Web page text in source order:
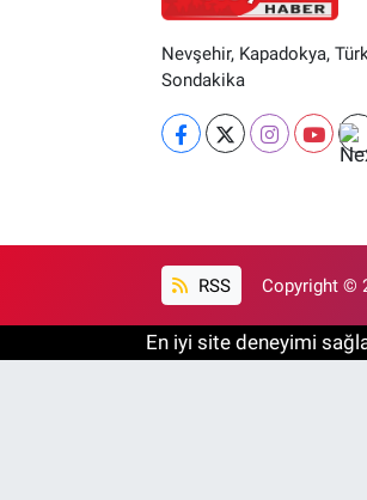
Nevşehir, Kapadokya,
Sondakika
RSS Copyright ©
En iyi site deneyimi